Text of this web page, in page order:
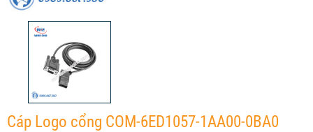
Cáp Logo cổng COM-6ED1057-1AA00-0BA0